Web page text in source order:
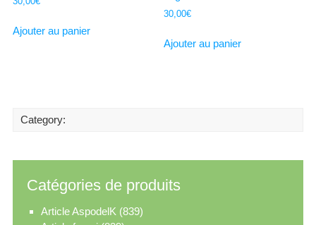
Ajouter au panier
30,00€
Ajouter au panier
Category:
Catégories de produits
Article AspodelK (839)